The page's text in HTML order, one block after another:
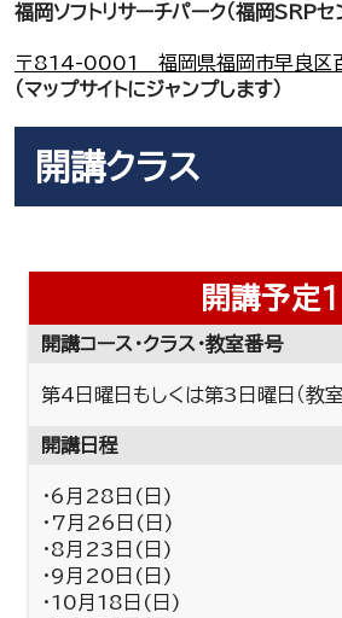
福岡ソフトリサーチパーク（福岡SRPセ
〒814-0001 福岡県福岡市早良区百
（マップサイトにジャンプします）
開講クラス
開講予定1
開講コース・クラス・教室番号
第4日曜日もしくは第3日曜日（教室
開講日程
・6月28日(日)
・7月26日(日)
・8月23日(日)
・9月20日(日)
・10月18日(日)